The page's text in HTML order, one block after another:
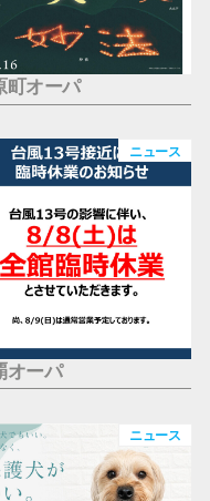
町オーパ
ニュース
オーパ
ニュース